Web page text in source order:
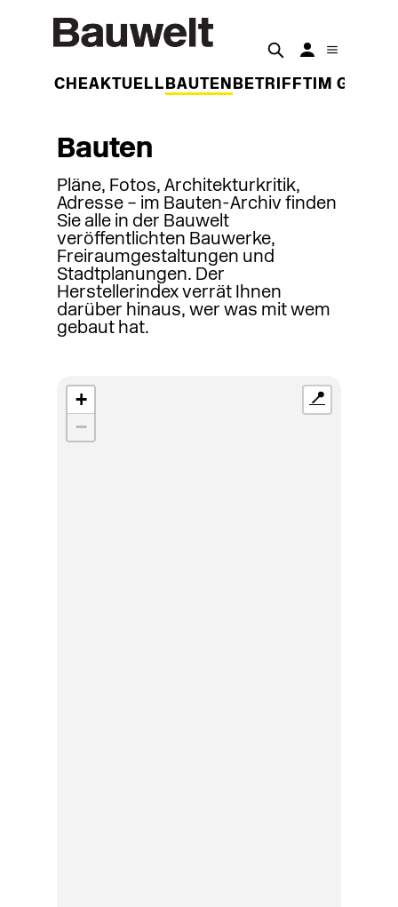
WOCHEAKTUELL BAUTEN BETRIFFT IM
Bauten
Pläne, Fotos, Architekturkritik,
Adresse – im Bauten-Archiv finden
Sie alle in der Bauwelt
veröffentlichten Bauwerke,
Freiraumgestaltungen und
Stadtplanungen. Der
Herstellerindex verrät Ihnen
darüber hinaus, wer was mit wem
gebaut hat.
+
−
📍